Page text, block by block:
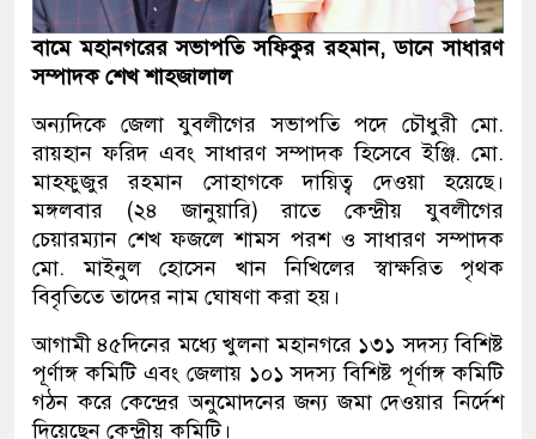
বামে মহানগরের সভাপতি সফিকুর রহমান, ডানে সাধারণ
সম্পাদক শেখ শাহজালাল
অন্যদিকে জেলা যুবলীগের সভাপতি পদে চৌধুরী মো.
রায়হান ফরিদ এবং সাধারণ সম্পাদক হিসেবে ইঞ্জি. মো.
মাহফুজুর রহমান সোহাগকে দায়িত্ব দেওয়া হয়েছে।
মঙ্গলবার (২৪ জানুয়ারি) রাতে কেন্দ্রীয় যুবলীগের
চেয়ারম্যান শেখ ফজলে শামস পরশ ও সাধারণ সম্পাদক
মো. মাইনুল হোসেন খান নিখিলের স্বাক্ষরিত পৃথক
বিবৃতিতে তাদের নাম ঘোষণা করা হয়।
আগামী ৪৫দিনের মধ্যে খুলনা মহানগরে ১৩১ সদস্য বিশিষ্ট
পূর্ণাঙ্গ কমিটি এবং জেলায় ১০১ সদস্য বিশিষ্ট পূর্ণাঙ্গ কমিটি
গঠন করে কেন্দ্রের অনুমোদনের জন্য জমা দেওয়ার নির্দেশ
দিয়েছেন কেন্দ্রীয় কমিটি।